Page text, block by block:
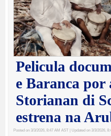
Pelicula
e Baranca por
Storianan di
estrena na
Posted on 3/3/2026, 8:47 AM AST | Updated on 3/3/2026,